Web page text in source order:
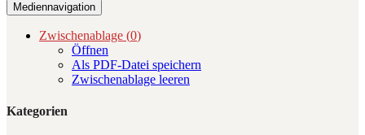
Mediennavigation
Zwischenablage (0)
Öffnen
Als PDF-Datei speichern
Zwischenablage leeren
Kategorien